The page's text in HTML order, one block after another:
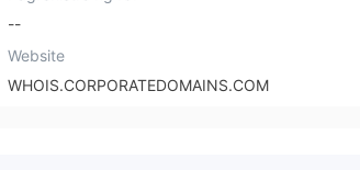
--
Website
WHOIS.CORPORATEDOMAINS.COM